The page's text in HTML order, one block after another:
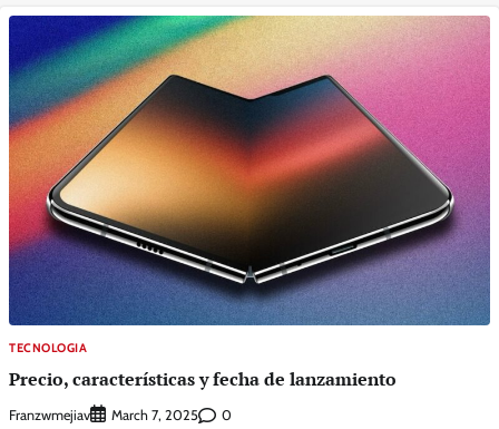
TECNOLOGIA
Precio, características y fecha de lanzamiento
Franzwmejiav March 7, 2025 0